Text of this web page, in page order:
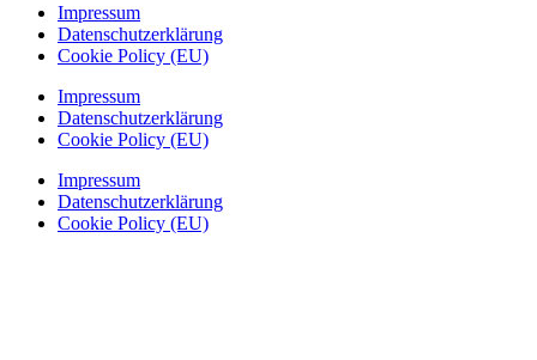
Impressum
Datenschutzerklärung
Cookie Policy (EU)
Impressum
Datenschutzerklärung
Cookie Policy (EU)
Impressum
Datenschutzerklärung
Cookie Policy (EU)